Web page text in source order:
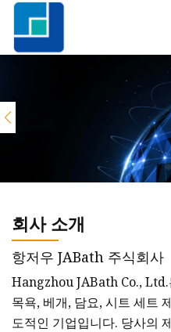
회사 소개
항저우 JABath 주식회사
Hangzhou JABath Co., Ltd.
목욕, 베개, 담요, 시트 세트
도적인 기업입니다. 당사의 제품은 탁월한 품질, 내구성,